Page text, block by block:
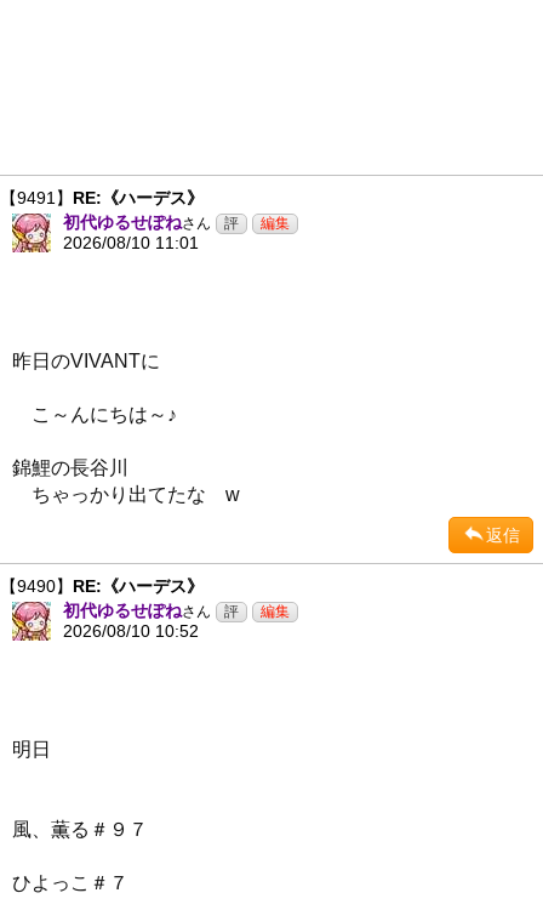
【9491】 RE:《ハーデス》
初代ゆるせぽねさん
2026/08/10 11:01
昨日のVIVANTに
こ～んにちは～♪
錦鯉の長谷川
ちゃっかり出てたな w
返信
【9490】 RE:《ハーデス》
初代ゆるせぽねさん
2026/08/10 10:52
明日
風、薫る＃９７
ひよっこ＃７